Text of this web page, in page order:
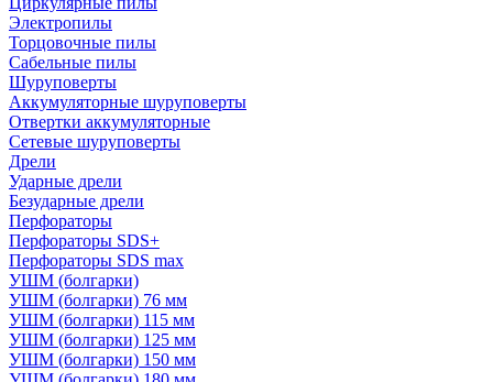
Электропилы
Торцовочные пилы
Сабельные пилы
Шуруповерты
Аккумуляторные шуруповерты
Отвертки аккумуляторные
Сетевые шуруповерты
Дрели
Ударные дрели
Безударные дрели
Перфораторы
Перфораторы SDS+
Перфораторы SDS max
УШМ (болгарки)
УШМ (болгарки) 76 мм
УШМ (болгарки) 115 мм
УШМ (болгарки) 125 мм
УШМ (болгарки) 150 мм